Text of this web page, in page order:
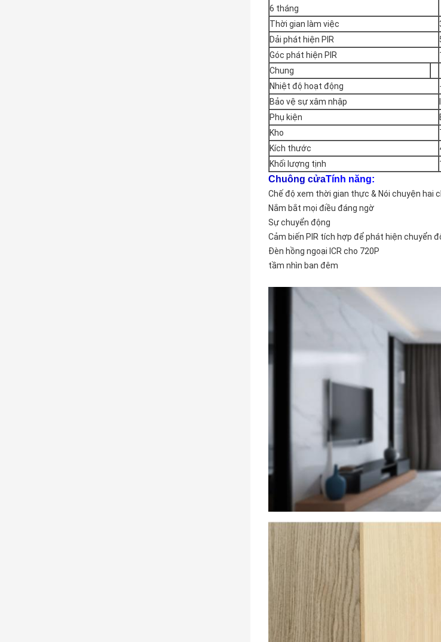
6 tháng
Thời gian làm việc
Dải phát hiện PIR
Góc phát hiện PIR
Chung
Nhiệt độ hoạt động
Bảo vệ sự xâm nhập
Phụ kiện
Kho
Kích thước
Khối lượng tịnh
Chuông cửaTính năng:
Chế độ xem thời gian thực & Nói chuyện hai
Nắm bắt mọi điều đáng ngờ
Sự chuyển động
Cảm biến PIR tích hợp để phát hiện chuyển
Đèn hồng ngoại ICR cho 720P
tầm nhìn ban đêm